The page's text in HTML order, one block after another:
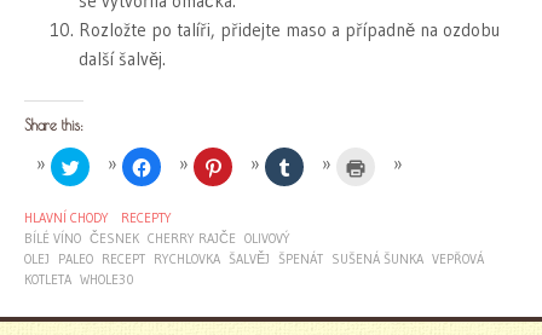
Rozložte po talíři, přidejte maso a případně na ozdobu
další šalvěj.
Share this:
Click
to
Twitter
(Opens
in
new
window)
Click
to
Facebook
(Opens
in
new
Click
to
(Opens
in
new
Click
to
in
new
Click
window)
HLAVNÍ CHODY
RECEPTY
BÍLÉ VÍNO ČESNEK CHERRY RAJČE OLIVOVÝ
OLEJ
PALEO RECEPT RYCHLOVKA ŠALVĚJ ŠPENÁT SUŠENÁ ŠUNKA VEPŘOVÁ
KOTLETA WHOLE30